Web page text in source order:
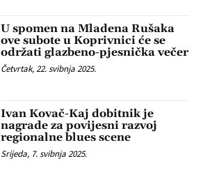
U spomen na Mladena Rušaka
ove subote u Koprivnici će se
održati glazbeno-pjesnička večer
Četvrtak, 22. svibnja 2025.
Ivan Kovač-Kaj dobitnik je
nagrade za povijesni razvoj
regionalne blues scene
Srijeda, 7. svibnja 2025.